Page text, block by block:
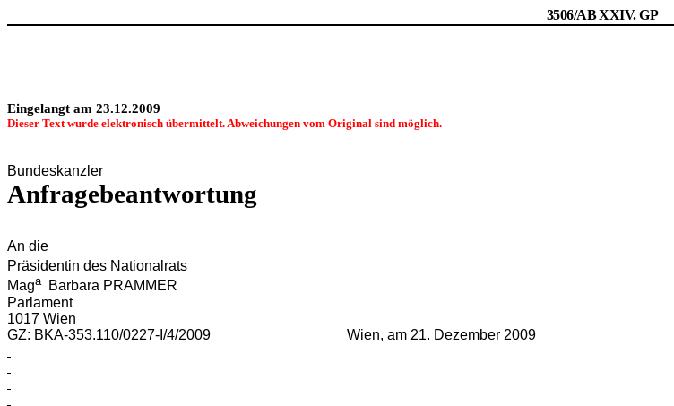
3506/AB XXIV. GP
Eingelangt am 23.12.2009
Dieser Text wurde elektronisch übermittelt. Abweichungen vom Original sind möglich.
Bundeskanzler
Anfragebeantwortung
An die
Präsidentin des Nationalrats
Maga Barbara PRAMMER
Parlament
1017 Wien
GZ: BKA-353.110/0227-I/4/2009 Wien, am 21. Dezember 2009